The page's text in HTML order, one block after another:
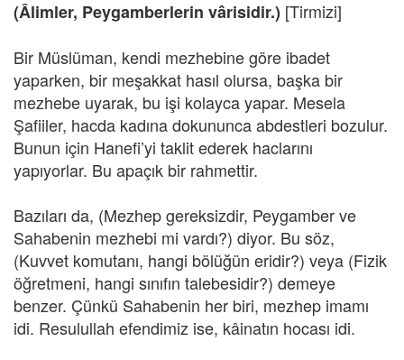
(Âlimler, Peygamberlerin vârisidir.) [Tirmizi]
Bir Müslüman, kendi mezhebine göre ibadet
yaparken, bir meşakkat hasıl olursa, başka bir
mezhebe uyarak, bu işi kolayca yapar. Mesela
Şafiiler, hacda kadına dokununca abdestleri bozulur.
Bunun için Hanefi’yi taklit ederek haclarını
yapıyorlar. Bu apaçık bir rahmettir.
Bazıları da, (Mezhep gereksizdir, Peygamber ve
Sahabenin mezhebi mi vardı?) diyor. Bu söz,
(Kuvvet komutanı, hangi bölüğün eridir?) veya (Fizik
öğretmeni, hangi sınıfın talebesidir?) demeye
benzer. Çünkü Sahabenin her biri, mezhep imamı
idi. Resulullah efendimiz ise, kâinatın hocası idi.